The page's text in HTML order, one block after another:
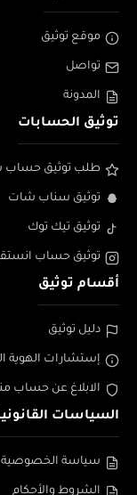
موقع توثيق
تواصل
المدونة
توثيق الحسابات
طلب توثيق حساب
توثيق سناب شات
توثيق تيك توك
توثيق حساب
أقسام توثيق
دليل توثيق
إستشارات الهوية
الابلاغ عن حساب
السياسات
سياسة الخصوصية
الشروط والأحكام